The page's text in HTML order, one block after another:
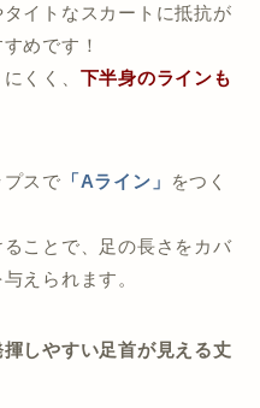
イトなスカートに抵抗が
めです！
くく、 下半身のラインも
スで 「Aライン 」
をつく
ことで、足の長さをカバ
えられます。
しやすい足首が見える丈